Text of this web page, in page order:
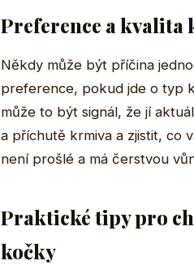
Preference a kvalita
Někdy může být příčina
preference, pokud jde o typ
může to být signál, že jí
a příchutě krmiva a zjistit, co
není prošlé a má čerstvou
Praktické tipy pro
kočky